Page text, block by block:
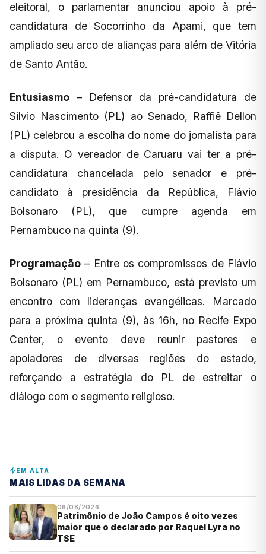
eleitoral, o parlamentar anunciou apoio à pré-
candidatura de Socorrinho da Apami, que tem
ampliado seu arco de alianças para além de Vitória
de Santo Antão.
Entusiasmo – Defensor da pré-candidatura de
Silvio Nascimento (PL) ao Senado, Raffiê Dellon
(PL) celebrou a escolha do nome do jornalista para
a disputa. O vereador de Caruaru vai ter a pré-
candidatura chancelada pelo senador e pré-
candidato à presidência da República, Flávio
Bolsonaro (PL), que cumpre agenda em
Pernambuco na quinta (9).
Programação – Entre os compromissos de Flávio
Bolsonaro (PL) em Pernambuco, está previsto um
encontro com lideranças evangélicas. Marcado
para a próxima quinta (9), às 16h, no Recife Expo
Center, o evento deve reunir pastores e
apoiadores de diversas regiões do estado,
reforçando a estratégia do PL de estreitar o
diálogo com o segmento religioso.
EM ALTA
MAIS LIDAS DA SEMANA
06/08/2026
Patrimônio de João Campos é oito vezes
maior que o declarado por Raquel Lyra no
TSE